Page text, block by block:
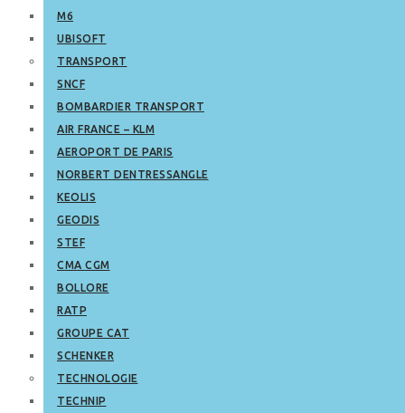
M6
UBISOFT
TRANSPORT
SNCF
BOMBARDIER TRANSPORT
AIR FRANCE – KLM
AEROPORT DE PARIS
NORBERT DENTRESSANGLE
KEOLIS
GEODIS
STEF
CMA CGM
BOLLORE
RATP
GROUPE CAT
SCHENKER
TECHNOLOGIE
TECHNIP